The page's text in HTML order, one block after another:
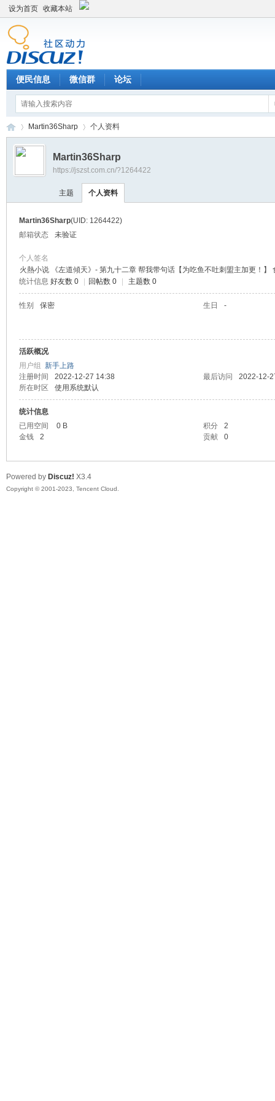
设为首页 收藏本站
便民信息 微信群 论坛
›
Martin36Sharp 个人资料
Martin36Sharp
https://jszst.com.cn/?1264422
主题 个人资料
Martin36Sharp(UID: 1264422)
邮箱状态
未验证
个人签名
火熱小说 《左道傾天》- 第九十二章 帮我带句话【为吃鱼不吐刺盟主加更！】
统计信息 好友数 0 回帖数 0 主题数 0
性别 保密 生日 -
活跃概况
用户组 新手上路
注册时间
2022-12-27 14:38 最后访问
2022-12-
所在时区
使用系统默认
统计信息
已用空间
0 B 积分
2
金钱
2 贡献 0
Powered by Discuz! X3.4
Copyright © 2001-2023, Tencent Cloud.